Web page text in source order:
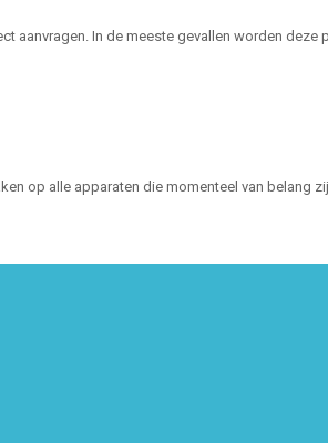
aanvragen. In de meeste gevallen worden deze
op alle apparaten die momenteel van belang